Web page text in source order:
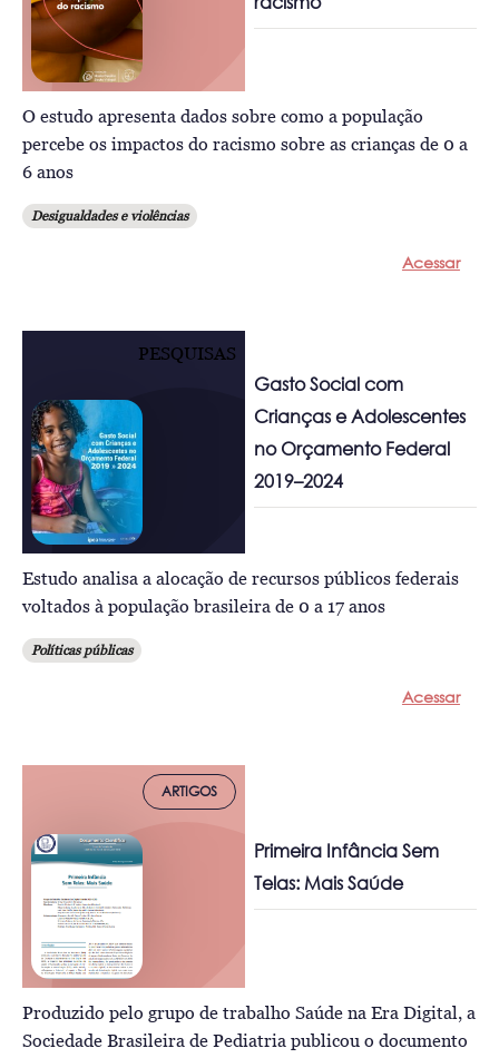
O estudo apresenta dados sobre como a população
percebe os impactos do racismo sobre as crianças de 0 a
6 anos
Desigualdades e violências
Acessar
PESQUISAS
Gasto Social com
Crianças e Adolescentes
no Orçamento Federal
2019–2024
Estudo analisa a alocação de recursos públicos federais
voltados à população brasileira de 0 a 17 anos
Políticas públicas
Acessar
ARTIGOS
Primeira Infância Sem
Telas: Mais Saúde
Produzido pelo grupo de trabalho Saúde na Era Digital, a
Sociedade Brasileira de Pediatria publicou o documento